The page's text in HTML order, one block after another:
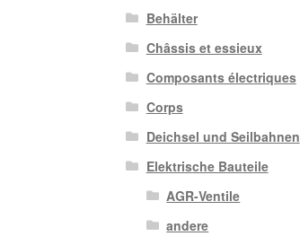
Behälter
Châssis et essieux
Composants électriques
Corps
Deichsel und Seilbahnen
Elektrische Bauteile
AGR-Ventile
andere